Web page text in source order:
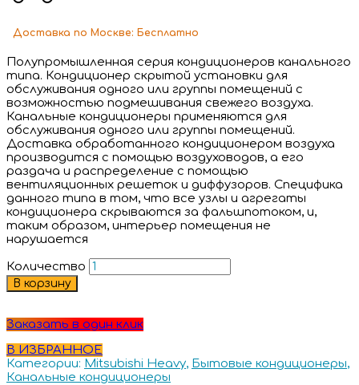
Доставка по Москве: Бесплатно
Полупромышленная серия кондиционеров канального
типа. Кондиционер скрытой установки для
обслуживания одного или группы помещений с
возможностью подмешивания свежего воздуха.
Канальные кондиционеры применяются для
обслуживания одного или группы помещений.
Доставка обработанного кондиционером воздуха
производится с помощью воздуховодов, а его
раздача и распределение с помощью
вентиляционных решеток и диффузоров. Специфика
данного типа в том, что все узлы и агрегаты
кондиционера скрываются за фальшпотоком, и,
таким образом, интерьер помещения не
нарушается
Количество
В корзину
Заказать в один клик
В ИЗБРАННОЕ
Категории: Mitsubishi Heavy, Бытовые кондиционеры,
Канальные кондиционеры